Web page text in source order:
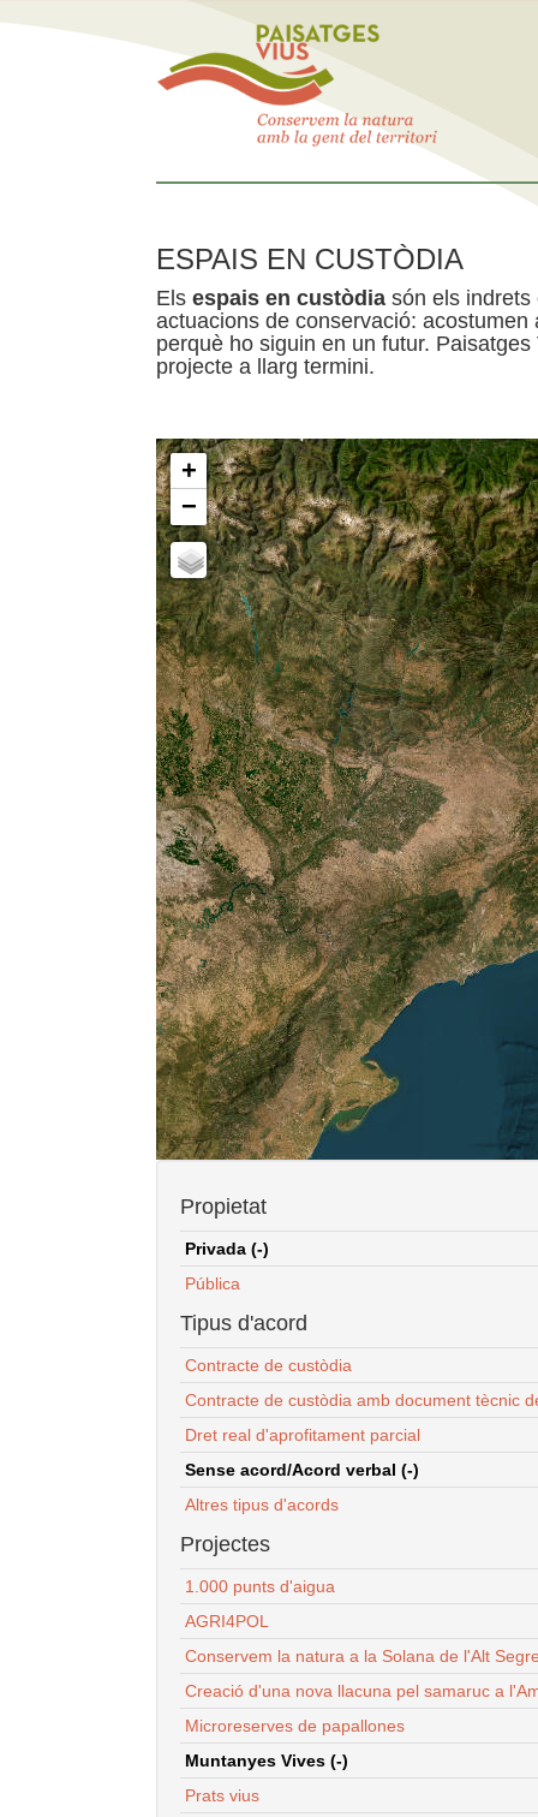
ESPAIS EN CUSTÒDIA
Els espais en custòdia són els indrets
actuacions de conservació:
perquè ho siguin en un futur.
projecte a llarg termini.
+
−
Propietat
Privada (-)
Pública
Tipus d'acord
Contracte de custòdia
Contracte de custòdia amb document tècnic
Dret real d'aprofitament parcial
Sense acord/Acord verbal (-)
Altres tipus d'acords
Projectes
1.000 punts d'aigua
AGRI4POL
Conservem la natura a la Solana de l'Alt
Creació d'una nova llacuna pel samaruc a
Microreserves de papallones
Muntanyes Vives (-)
Prats vius